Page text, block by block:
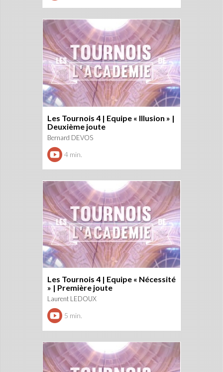
Les Tournois 4 | Equipe « Illusion » |
Deuxième joute
Bernard DEVOS
4 min.
Les Tournois 4 | Equipe « Nécessité
» | Première joute
Laurent LEDOUX
5 min.